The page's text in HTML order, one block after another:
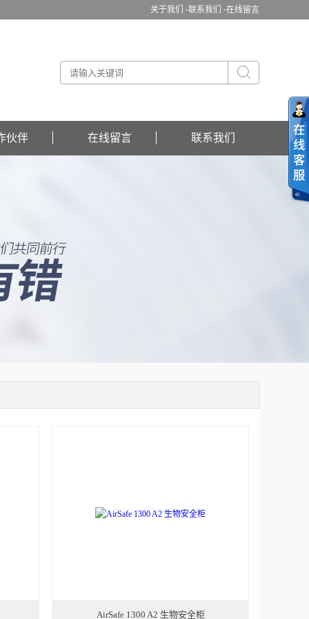
关于我们 -联系我们 -在线留言
伙伴 在线留言 联系我们
AirSafe 1300 A2 生物安全柜